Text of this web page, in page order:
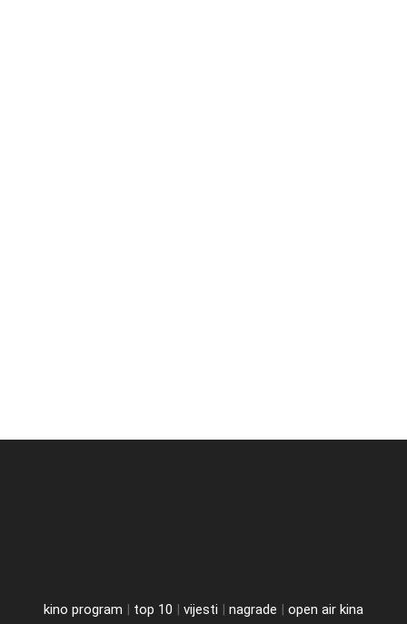
kino program | top 10 | vijesti | nagrade | open air kina